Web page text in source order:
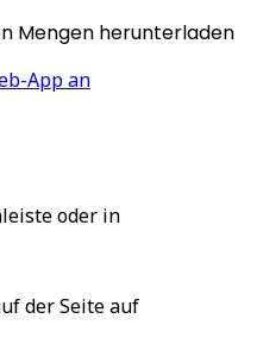
Mengen herunterladen
App an
oder in
der Seite auf